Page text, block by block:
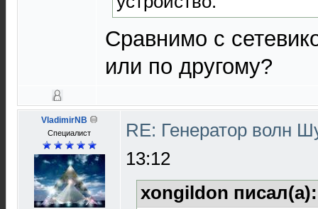
Сравнимо с
или по другому?
VladimirNB
Специалист
RE: Генератор волн
13:12
xongildon